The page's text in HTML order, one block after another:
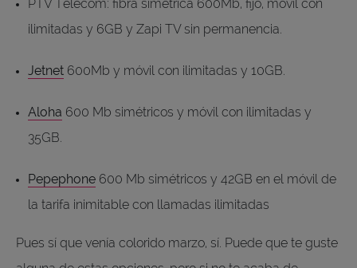
PTV Telecom: fibra simétrica 600Mb, fijo, móvil con
ilimitadas y 6GB y Zapi TV sin permanencia.
Jetnet 600Mb y móvil con ilimitadas y 10GB.
Aloha 600 Mb simétricos y móvil con ilimitadas y
35GB.
Pepephone 600 Mb simétricos y 42GB en el móvil de
la tarifa inimitable con llamadas ilimitadas
Pues sí que venía colorido marzo, sí. Puede que te guste